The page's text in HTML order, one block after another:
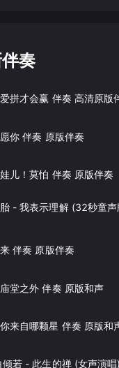
奏
爱拼才会赢 伴奏 高清原版
愿你 伴奏 原版伴奏
娃儿！莫怕 伴奏 原版伴奏
-我表示理解 (32秒童
伴奏 原版伴奏
庙堂之外 伴奏 原版和声
你来自哪颗星 伴奏 原版和
倾若 -